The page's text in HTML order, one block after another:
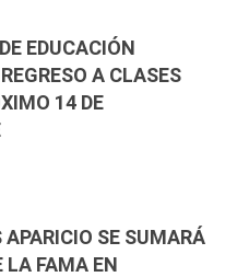
EDUCACIÓN
A CLASES
14 DE
APARICIO SE SUMARÁ
LA FAMA EN